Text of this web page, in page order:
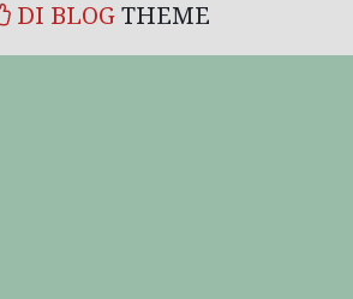
DI BLOGTHEME